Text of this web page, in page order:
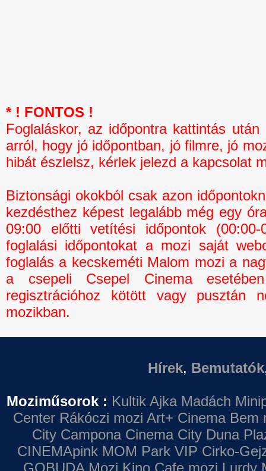
* ! FONTOS !
Foglaláskor, az időpontra kattintás
arról, hogy jó időpontban, jó filmre, jó
hibát észlelsz, kérlek jelezd a kapcsolat
Biztonsági okokból csak azon
kezdésthez képest legalább még egy
09:00 előtti vetítési időpontok
foglalási időpontokat a mozi saját
foglalás a kecskeméti Malom mozi a
a csepeli Csepel Cinema
regisztrációhoz kötött vagy pusztán
mozikban.
Hírek, Bemutatók
Moziműsorok : Kultik Ajka Madách
Center Rákóczi mozi Art+ Cinema Bem
City Campona Cinema City Duna
CINEMApink MOM Park VIP Cirko-
GOBUDA Mozi Kino Cafe mozi Lurdy